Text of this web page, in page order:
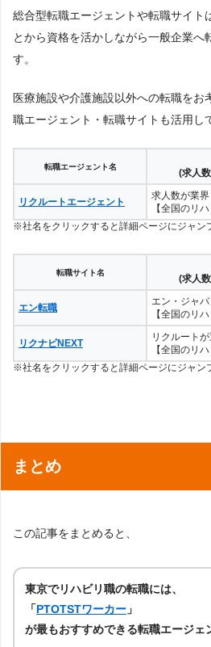
総合型転職エージェントや転職サイト
とから資格を活かしながら一般企業へ
す。
医療施設や介護施設以外への転職をお
職エージェント・転職サイトも活用し
転職エージェント名
(求人
リクルートエージェント
求人数が業
【全国のリ
※社名をクリックすると詳細ページにジャン
転職サイト名
(求人
エン転職
エン・ジャ
【全国のリ
リクナビNEXT
リクルート
【全国のリ
※社名をクリックすると詳細ページにジャン
まとめ
この記事をまとめると、
東京でリハビリ職の転職には、
「PTOTSTワーカー 」
が最もおすすめできる転職エージェ